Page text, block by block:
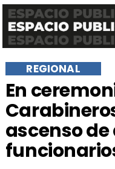
​En
ascenso de
REGIONAL